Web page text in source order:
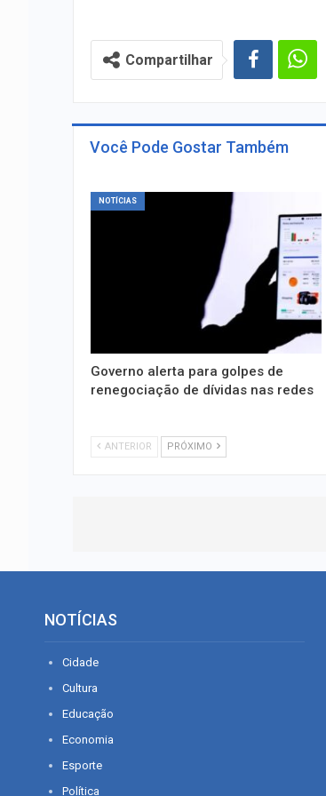
Compartilhar
Você Pode Gostar Também
NOTÍCIAS
Governo alerta para golpes de
renegociação de dívidas nas redes
ANTERIOR PRÓXIMO
NOTÍCIAS
Cidade
Cultura
Educação
Economia
Esporte
Política